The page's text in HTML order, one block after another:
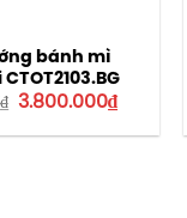
bánh mì
₫ Giá
là:
3.800.000₫Giá
hiện
tại